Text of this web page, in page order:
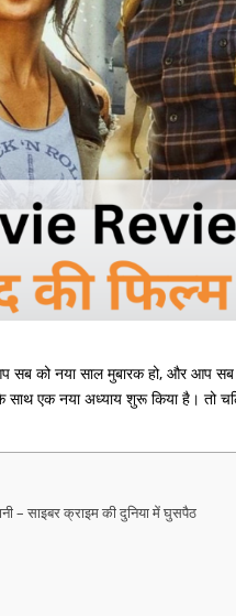
सब को नया साल मुबारक हो, और आप
साथ एक नया अध्याय शुरू किया है।
साइबर क्राइम की दुनिया में घुसपैठ